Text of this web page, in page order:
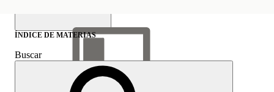
ÍNDICE DE MATERIAS
Buscar